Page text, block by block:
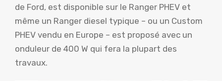
de Ford, est disponible sur le Ranger PHEV et
même un Ranger diesel typique – ou un Custom
PHEV vendu en Europe – est proposé avec un
onduleur de 400 W qui fera la plupart des
travaux.